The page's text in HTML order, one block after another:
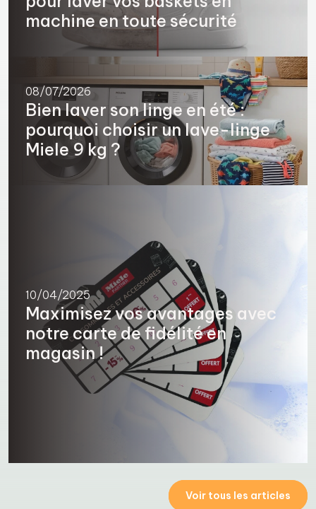
machine en toute sécurité
08/07/2026
Bien laver son linge en été :
pourquoi choisir un lave-linge
Miele 9 kg ?
10/04/2025
Maximisez vos avantages avec
notre carte de fidélité en
magasin !
Voir tous les articles